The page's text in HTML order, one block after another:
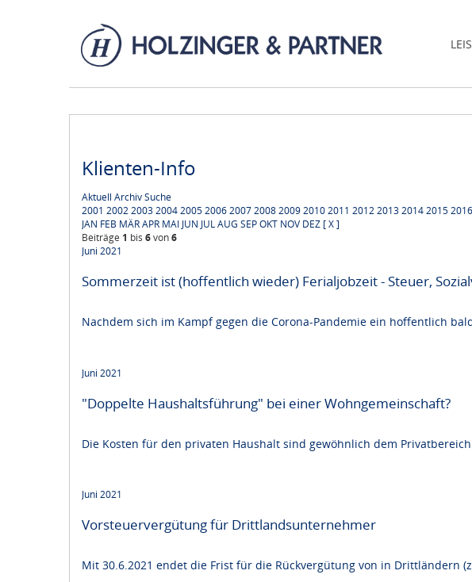
Klienten-Info
Aktuell ArchivSuche
2001 2002200320042005200620072008200920102011 20122013201420152016
JAN FEB MÄRAPR MAI JUN JULAUG SEPOKT NOV DEZ [ X ]
Beiträge 1 bis 6von6
Juni 2021
Sommerzeit ist (hoffentlich wieder) Ferialjobzeit - Steuer,
Nachdem sich im Kampf gegen die Corona-Pandemie ein hoffentlich
Juni 2021
"Doppelte Haushaltsführung" bei einer Wohngemeinschaft?
Die Kosten für den privaten Haushalt sind gewöhnlich dem
Juni 2021
Vorsteuervergütung für Drittlandsunternehmer
Mit 30.6.2021 endet die Frist für die Rückvergütung von in Drittländern